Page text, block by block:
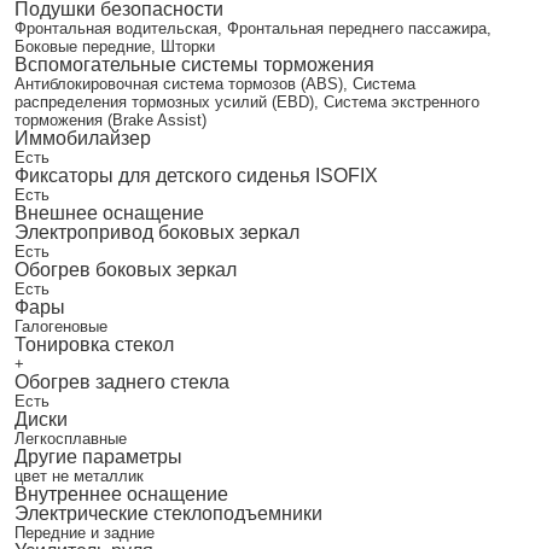
Подушки безопасности
Фронтальная водительская, Фронтальная переднего пассажира,
Боковые передние, Шторки
Вспомогательные системы торможения
Антиблокировочная система тормозов (ABS), Система
распределения тормозных усилий (EBD), Система экстренного
торможения (Brake Assist)
Иммобилайзер
Есть
Фиксаторы для детского сиденья ISOFIX
Есть
Внешнее оснащение
Электропривод боковых зеркал
Есть
Обогрев боковых зеркал
Есть
Фары
Галогеновые
Тонировка стекол
+
Обогрев заднего стекла
Есть
Диски
Легкосплавные
Другие параметры
цвет не металлик
Внутреннее оснащение
Электрические стеклоподъемники
Передние и задние